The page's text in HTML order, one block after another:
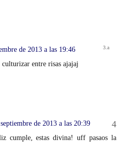
de 2013 a las 19:46
entre risas ajajaj
de 2013 a las 20:39
cumple, estas divina! uff pasaos la